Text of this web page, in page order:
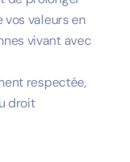
valeurs en
vivant avec
respectée,
droit